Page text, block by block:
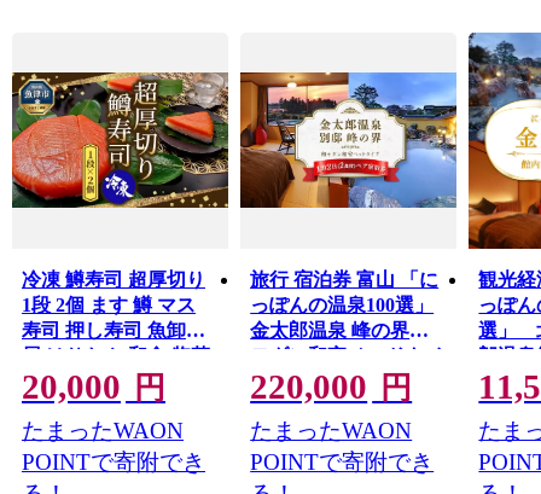
この地形は海中まで続き、水深1,000ｍにまで達します。
中を、川や伏流水といったさまざまな経路で海（富山
湾）に流れ出ています。
富山湾の海水は、蒸発して雲となり、毛勝三山や僧ヶ岳
などに雨や雪となって降り注ぎ
冷凍 鱒寿司 超厚切り
1段 2個 ます 鱒 マス
寿司 押し寿司 魚卸問
屋 はりたや 和食 惣菜
20,000 円
たまったWAON
POINTで寄附でき
旅行 宿泊券 富山 「に
っぽんの温泉100選」
金太郎温泉 峰の界和
モダン和室ベッドタイ
プ 1泊2食 ペア｜宿泊
ホテル 観光 金券 北陸
温泉 富山県 ※北海
道・沖縄・離島への配
送不可
220,000 円
たまったWAON
POINTで寄附でき
観光経
っぽん
選」
郎温
1,000
道・沖
送不可
たま